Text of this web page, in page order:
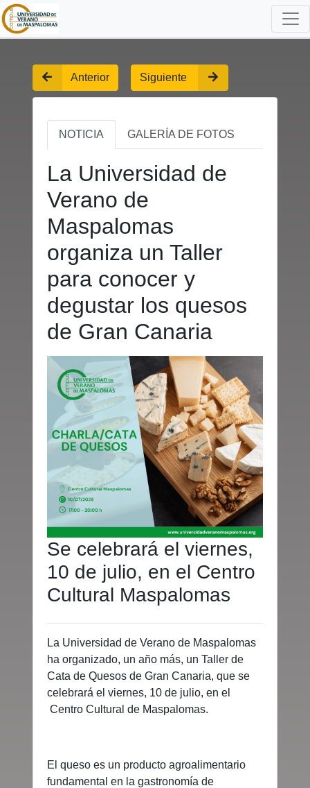
Anterior Siguiente
NOTICIA GALERÍA DE FOTOS
La Universidad de
Verano de
Maspalomas
organiza un Taller
para conocer y
degustar los quesos
de Gran Canaria
Se celebrará el viernes,
10 de julio, en el Centro
Cultural Maspalomas
La Universidad de Verano de Maspalomas
ha organizado, un año más, un Taller de
Cata de Quesos de Gran Canaria, que se
celebrará el viernes, 10 de julio, en el
Centro Cultural de Maspalomas.
El queso es un producto agroalimentario
fundamental en la gastronomía de